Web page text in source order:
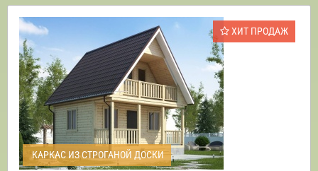
ХИТ ПРОДАЖ
КАРКАС ИЗ СТРОГАНОЙ ДОСКИ